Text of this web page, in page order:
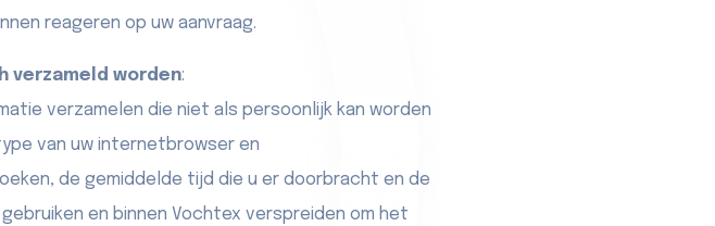
reageren op uw aanvraag.
verzameld worden:
verzamelen die niet als persoonlijk kan worden
van uw internetbrowser en
de gemiddelde tijd die u er doorbracht en de
en binnen Vochtex verspreiden om het